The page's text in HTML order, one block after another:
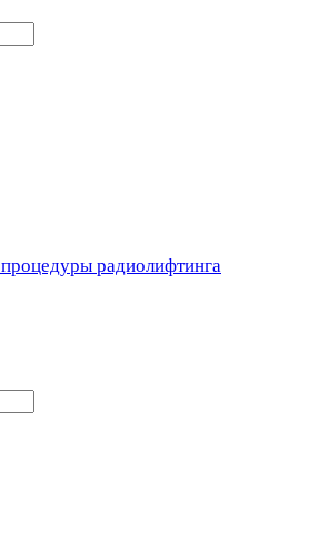
радиолифтинга